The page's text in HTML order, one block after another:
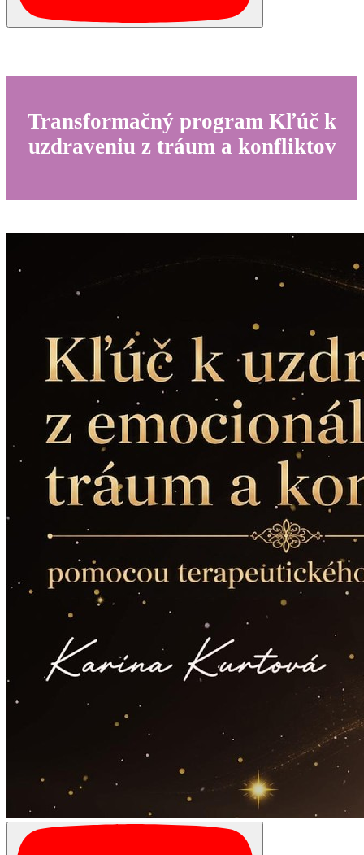
Transformačný program Kľúč k
uzdraveniu z tráum a konfliktov